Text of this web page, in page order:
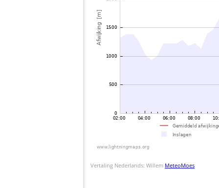
Vertaling Nederlands: Willem MeteoMoes